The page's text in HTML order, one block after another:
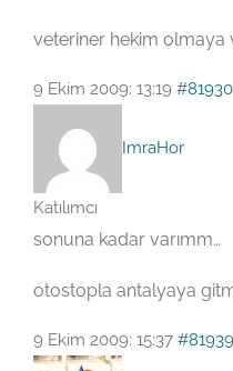
veteriner hekim olmaya
9 Ekim 2009: 13:19 #81930
ImraHor
Katılımcı
sonuna kadar varımm…
otostopla antalyaya
9 Ekim 2009: 15:37 #81939